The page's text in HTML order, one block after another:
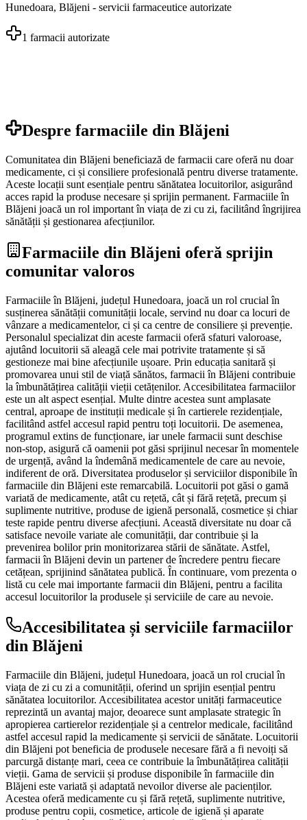
Hunedoara, Blăjeni - servicii farmaceutice autorizate
1 farmacii autorizate
Despre farmaciile din Blăjeni
Comunitatea din Blăjeni beneficiază de farmacii care oferă nu doar
medicamente, ci și consiliere profesională pentru diverse tratamente.
Aceste locații sunt esențiale pentru sănătatea locuitorilor, asigurând
acces rapid la produse necesare și sprijin permanent. Farmaciile în
Blăjeni joacă un rol important în viața de zi cu zi, facilitând îngrijirea
sănătății și gestionarea afecțiunilor.
Farmaciile din Blăjeni oferă sprijin
comunitar valoros
Farmaciile în Blăjeni, județul Hunedoara, joacă un rol crucial în
susținerea sănătății comunității locale, servind nu doar ca locuri de
vânzare a medicamentelor, ci și ca centre de consiliere și prevenție.
Personalul specializat din aceste farmacii oferă sfaturi valoroase,
ajutând locuitorii să aleagă cele mai potrivite tratamente și să
gestioneze mai bine afecțiunile ușoare. Prin educația sanitară și
promovarea unui stil de viață sănătos, farmacii în Blăjeni contribuie
la îmbunătățirea calității vieții cetățenilor. Accesibilitatea farmaciilor
este un alt aspect esențial. Multe dintre acestea sunt amplasate
central, aproape de instituții medicale și în cartierele rezidențiale,
facilitând astfel accesul rapid pentru toți locuitorii. De asemenea,
programul extins de funcționare, iar unele farmacii sunt deschise
non-stop, asigură că oamenii pot găsi sprijinul necesar în momentele
de urgență, având la îndemână medicamentele de care au nevoie,
indiferent de oră. Diversitatea produselor și serviciilor disponibile în
farmaciile din Blăjeni este remarcabilă. Locuitorii pot găsi o gamă
variată de medicamente, atât cu rețetă, cât și fără rețetă, precum și
suplimente nutritive, produse de igienă personală, cosmetice și chiar
teste rapide pentru diverse afecțiuni. Această diversitate nu doar că
satisface nevoile variate ale comunității, dar contribuie și la
prevenirea bolilor prin monitorizarea stării de sănătate. Astfel,
farmacii în Blăjeni devin un partener de încredere pentru fiecare
cetățean, sprijinind sănătatea publică. În continuare, vom prezenta o
listă cu cele mai importante farmacii din Blăjeni, pentru a facilita
accesul locuitorilor la produsele și serviciile de care au nevoie.
Accesibilitatea și serviciile farmaciilor
din Blăjeni
Farmaciile din Blăjeni, județul Hunedoara, joacă un rol crucial în
viața de zi cu zi a comunității, oferind un sprijin esențial pentru
sănătatea locuitorilor. Accesibilitatea acestor unități farmaceutice
reprezintă un avantaj major, deoarece sunt amplasate strategic în
apropierea cartierelor rezidențiale și a centrelor medicale, facilitând
astfel accesul rapid la medicamente și servicii de sănătate. Locuitorii
din Blăjeni pot beneficia de produsele necesare fără a fi nevoiți să
parcurgă distanțe mari, ceea ce contribuie la îmbunătățirea calității
vieții. Gama de servicii și produse disponibile în farmaciile din
Blăjeni este variată și adaptată nevoilor diverse ale pacienților.
Acestea oferă medicamente cu și fără rețetă, suplimente nutritive,
produse pentru copii, cosmetice, articole de igienă și aparate